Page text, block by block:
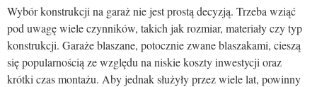
Wybór konstrukcji na garaż nie jest prostą decyzją. Trzeba wziąć
pod uwagę wiele czynników, takich jak rozmiar, materiały czy typ
konstrukcji. Garaże blaszane, potocznie zwane blaszakami, cieszą
się popularnością ze względu na niskie koszty inwestycji oraz
krótki czas montażu. Aby jednak służyły przez wiele lat, powinny